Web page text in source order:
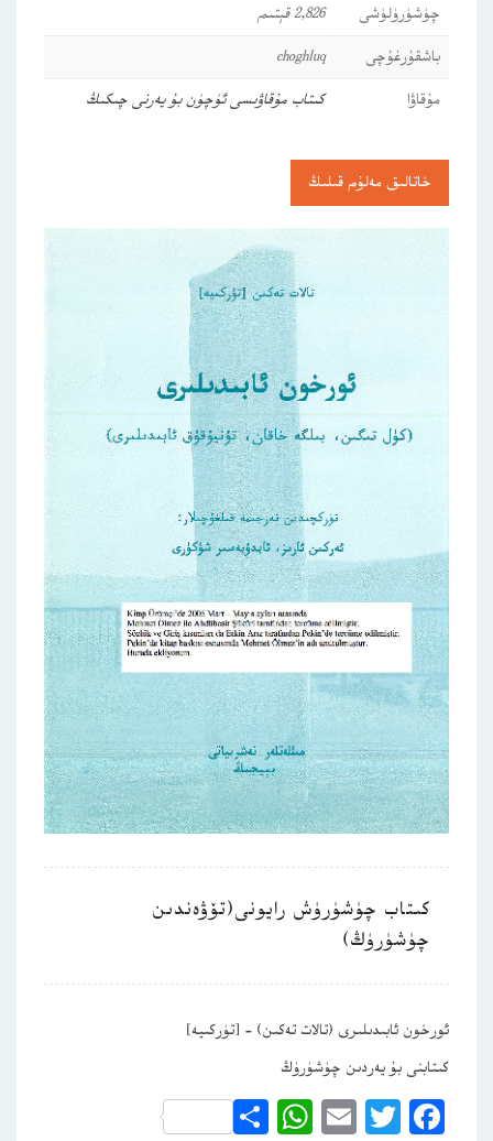
چۈشۈرۈلۈشى
2,826 قېتىم
باشقۇرغۇچى
choghluq
مۇقاۋا
كىتاب مۇقاۋىسى ئۈچۈن بۇ يەرنى چىكىڭ
خاتالىق مەلۇم قىلىڭ
كىتاب چۈشۈرۈش رايونى(تۆۋەندىن
چۈشۈرۈڭ)
ئورخون ئابىدىلىرى (تالات تەكىن) – [تۈركىيە]
كىتابنى بۇ يەردىن چۈشۈرۈڭ
Facebook
Twitter
Email
WhatsApp
Share